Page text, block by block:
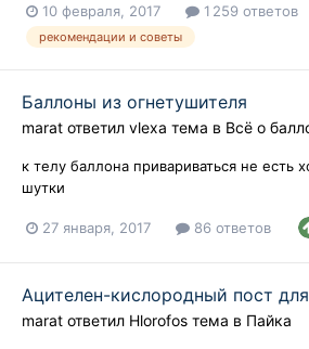
10 февраля, 2017 1 259 ответов
рекомендации и советы
Баллоны из огнетушителя
marat ответил vlexa тема в Всё о
к телу баллона привариваться не есть
шутки
27 января, 2017 86 ответов
Ацителен-кислородный пост
marat ответил Hlorofos тема в Пайка